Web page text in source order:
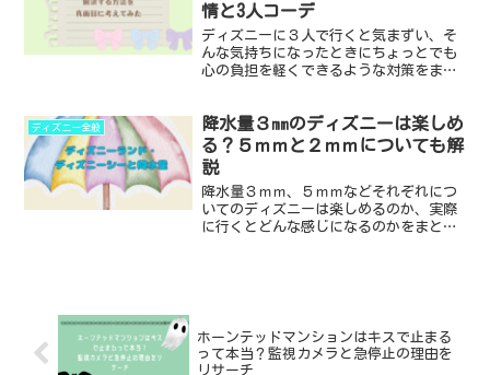
情と3人コーデ
ディズニーに３人で行くと気まずい、そ
んな気持ちになったときにちょっとでも
心の負担を軽くできるような対策をまと
も３人で乗れるものは意外と多いです。
・ディズニーに３人で...
ディズニー全般
降水量３㎜のディズニーは楽しめ
る？５ｍｍと２ｍｍについても解
説
降水量３ｍｍ、５ｍｍなどそれぞれにつ
いてのディズニーは楽しめるのか、実際
に行くとどんな感じになるのかをまとめ
ホーンテッドマンションはキスで止まる
って本当？監視カメラと急停止の理由を
リサーチ